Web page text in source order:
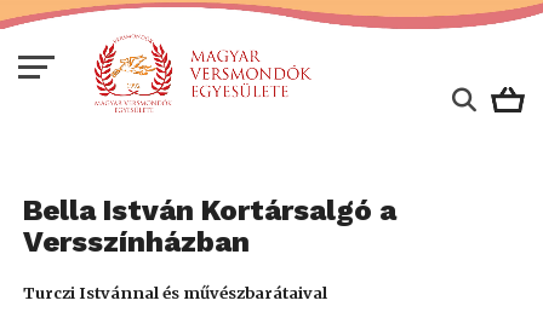
Bella István Kortársalgó a
Versszínházban
Turczi Istvánnal és művészbarátaival